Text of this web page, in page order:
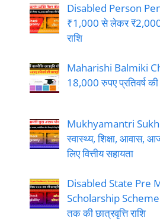
Disabled Person
₹1,000 से लेकर ₹2,000
राशि
Maharishi Balmiki
18,000 रुपए प्रतिवर्ष की
Mukhyamantri
स्वास्थ्य, शिक्षा, आवास,
लिए वित्तीय सहायता
Disabled State Pre
Scholarship
तक की छात्रवृत्ति राशि